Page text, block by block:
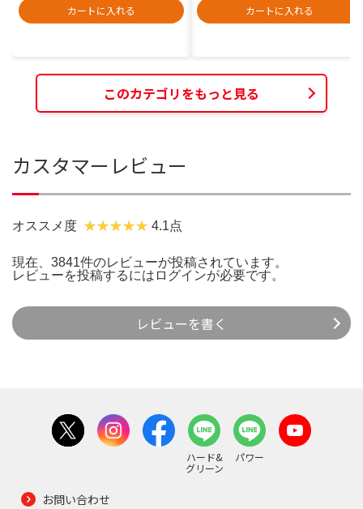
カートに入れる
カートに入れる
このカテゴリをもっと見る
カスタマーレビュー
オススメ度 4.1点
現在、3841件のレビューが投稿されています。
レビューを投稿するには ログインが必要です。
レビューを書く
ハード&
グリーン
パワー
お問い合わせ